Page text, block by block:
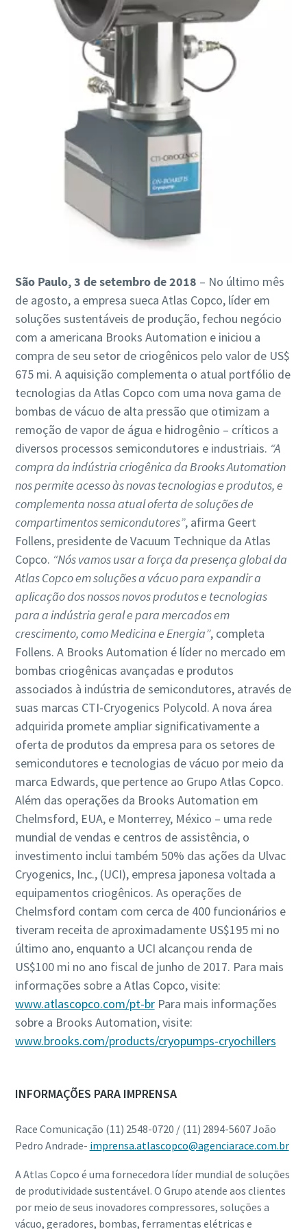
conquistam espaço, assumem cargos estratégicos e
lideram grandes transformações no setor.
São Paulo, 3 de setembro de 2018 – No último mês
de agosto, a empresa sueca Atlas Copco, líder em
soluções sustentáveis de produção, fechou negócio
com a americana Brooks Automation e iniciou a
compra de seu setor de criogênicos pelo valor de US$
675 mi. A aquisição complementa o atual portfólio de
tecnologias da Atlas Copco com uma nova gama de
bombas de vácuo de alta pressão que otimizam a
remoção de vapor de água e hidrogênio – críticos a
diversos processos semicondutores e industriais. “A
compra da indústria criogênica da Brooks Automation
nos permite acesso às novas tecnologias e produtos, e
complementa nossa atual oferta de soluções de
compartimentos semicondutores”, afirma Geert
Follens, presidente de Vacuum Technique da Atlas
Copco. “Nós vamos usar a força da presença global da
Atlas Copco em soluções a vácuo para expandir a
aplicação dos nossos novos produtos e tecnologias
para a indústria geral e para mercados em
crescimento, como Medicina e Energia”, completa
Follens. A Brooks Automation é líder no mercado em
bombas criogênicas avançadas e produtos
associados à indústria de semicondutores, através de
suas marcas CTI-Cryogenics Polycold. A nova área
adquirida promete ampliar significativamente a
oferta de produtos da empresa para os setores de
semicondutores e tecnologias de vácuo por meio da
marca Edwards, que pertence ao Grupo Atlas Copco.
Além das operações da Brooks Automation em
Chelmsford, EUA, e Monterrey, México – uma rede
mundial de vendas e centros de assistência, o
investimento inclui também 50% das ações da Ulvac
Cryogenics, Inc., (UCI), empresa japonesa voltada a
equipamentos criogênicos. As operações de
Chelmsford contam com cerca de 400 funcionários e
tiveram receita de aproximadamente US$195 mi no
último ano, enquanto a UCI alcançou renda de
US$100 mi no ano fiscal de junho de 2017. Para mais
informações sobre a Atlas Copco, visite:
www.atlascopco.com/pt-brPara mais informações
sobre a Brooks Automation, visite:
www.brooks.com/products/cryopumps-cryochillers
INFORMAÇÕES PARA IMPRENSA
Race Comunicação (11) 2548-0720 / (11) 2894-5607 João
Pedro Andrade- imprensa.atlascopco@agenciarace.com.br
A Atlas Copco é uma fornecedora líder mundial de soluções
de produtividade sustentável. O Grupo atende aos clientes
por meio de seus inovadores compressores, soluções a
vácuo, geradores, bombas, ferramentas elétricas e